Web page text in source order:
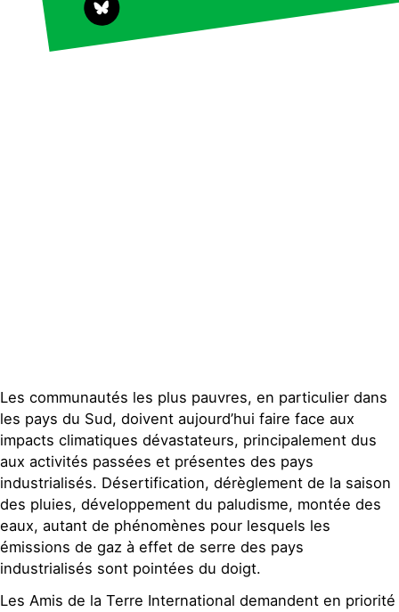
Espace presse
Publications
locaux
Les communautés les plus pauvres, en particulier dans
les pays du Sud, doivent aujourd’hui faire face aux
impacts climatiques dévastateurs, principalement dus
aux activités passées et présentes des pays
industrialisés. Désertification, dérèglement de la saison
des pluies, développement du paludisme, montée des
eaux, autant de phénomènes pour lesquels les
émissions de gaz à effet de serre des pays
industrialisés sont pointées du doigt.
Les Amis de la Terre International demandent en priorité